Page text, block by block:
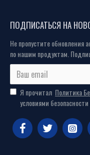
ПОДПИСАТЬСЯ НА
Не пропустите обновления
по нашим продуктам.
Я прочитал Политика
условиями